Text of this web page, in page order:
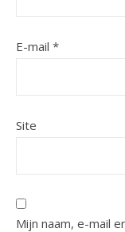
E-mail *
Site
Mijn naam, e-mail